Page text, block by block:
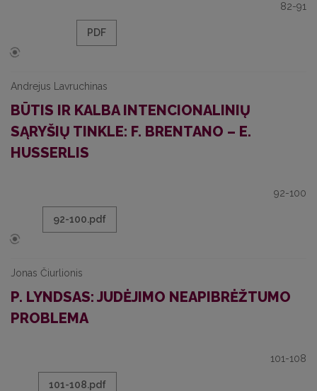
82-91
PDF
Andrejus Lavruchinas
BŪTIS IR KALBA INTENCIONALINIŲ
SĄRYŠIŲ TINKLE: F. BRENTANO – E.
HUSSERLIS
92-100
92-100.pdf
Jonas Čiurlionis
P. LYNDSAS: JUDĖJIMO NEAPIBRĖŽTUMO
PROBLEMA
101-108
101-108.pdf